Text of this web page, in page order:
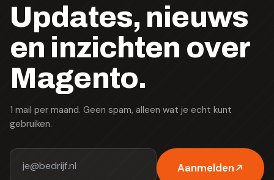
Updates, nieuws
en inzichten over
Magento.
1 mail per maand. Geen spam, alleen wat je echt kunt
gebruiken.
Aanmelden